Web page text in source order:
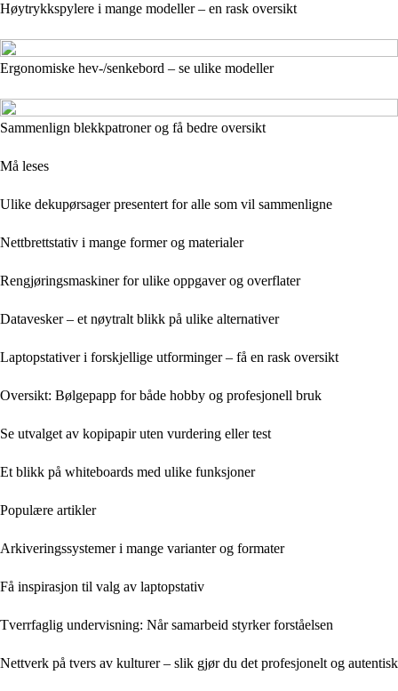
Høytrykkspylere i mange modeller – en rask oversikt
Ergonomiske hev-/senkebord – se ulike modeller
Sammenlign blekkpatroner og få bedre oversikt
Må leses
Ulike dekupørsager presentert for alle som vil sammenligne
Nettbrettstativ i mange former og materialer
Rengjøringsmaskiner for ulike oppgaver og overflater
Datavesker – et nøytralt blikk på ulike alternativer
Laptopstativer i forskjellige utforminger – få en rask oversikt
Oversikt: Bølgepapp for både hobby og profesjonell bruk
Se utvalget av kopipapir uten vurdering eller test
Et blikk på whiteboards med ulike funksjoner
Populære artikler
Arkiveringssystemer i mange varianter og formater
Få inspirasjon til valg av laptopstativ
Tverrfaglig undervisning: Når samarbeid styrker forståelsen
Nettverk på tvers av kulturer – slik gjør du det profesjonelt og autentisk